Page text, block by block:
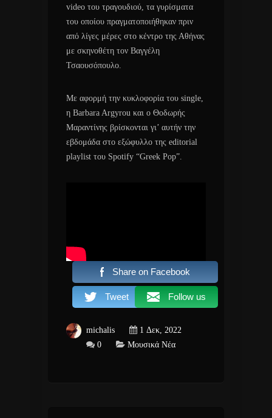
video του τραγουδιού, τα γυρίσματα
του οποίου πραγματοποιήθηκαν πριν
από λίγες μέρες στο κέντρο της Αθήνας
με σκηνοθέτη τον Βαγγέλη
Τσαουσόπουλο.
Με αφορμή την κυκλοφορία του single,
η Barbara Argyrou και ο Θοδωρής
Μαραντίνης βρίσκονται γι’ αυτήν την
εβδομάδα στο εξώφυλλο της editorial
playlist του Spotify “Greek Pop”.
Share on Facebook
Tweet Follow us
michalis
1 Δεκ, 2022
0
Μουσικά Νέα